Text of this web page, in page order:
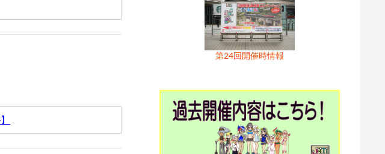
ョー♪
アイドル・伊藤桃さん
ます！
追いかけて】
第24回開催時情報